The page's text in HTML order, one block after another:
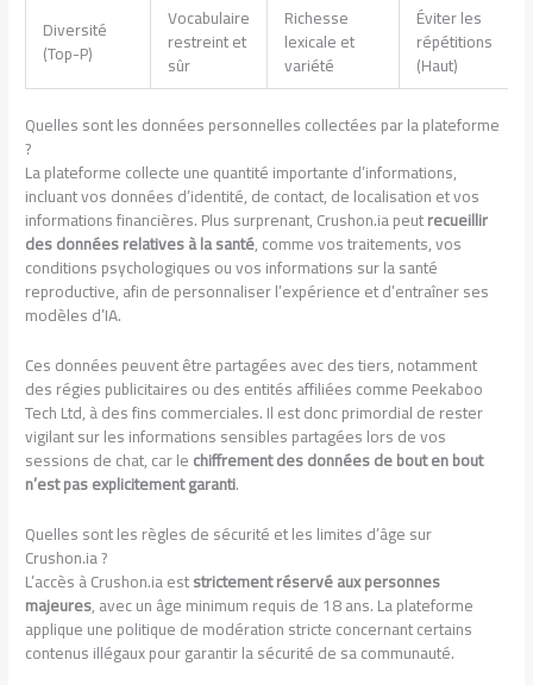
Diversité
(Top-P)
Vocabulaire
restreint et
sûr
Richesse
lexicale et
variété
Éviter les
répétitions
(Haut)
Quelles sont les données personnelles collectées par la plateforme
?
La plateforme collecte une quantité importante d’informations,
incluant vos données d’identité, de contact, de localisation et vos
informations financières. Plus surprenant, Crushon.ia peutrecueillir
des données relatives à la santé, comme vos traitements, vos
conditions psychologiques ou vos informations sur la santé
reproductive, afin de personnaliser l’expérience et d’entraîner ses
modèles d’IA.
Ces données peuvent être partagées avec des tiers, notamment
des régies publicitaires ou des entités affiliées comme Peekaboo
Tech Ltd, à des fins commerciales. Il est donc primordial de rester
vigilant sur les informations sensibles partagées lors de vos
sessions de chat, car lechiffrement des données de bout en bout
n’est pas explicitement garanti.
Quelles sont les règles de sécurité et les limites d’âge sur
Crushon.ia ?
L’accès à Crushon.ia eststrictement réservé aux personnes
majeures, avec un âge minimum requis de 18 ans. La plateforme
applique une politique de modération stricte concernant certains
contenus illégaux pour garantir la sécurité de sa communauté.